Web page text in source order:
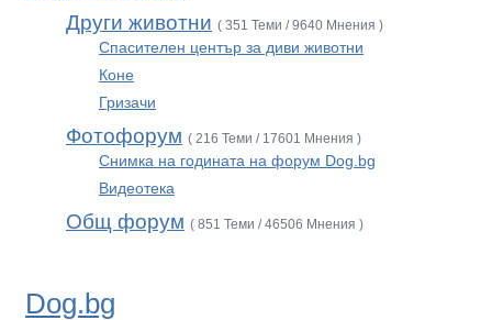
Други животни ( 351 Теми / 9640 Мнения )
Спасителен център за диви животни
Коне
Гризачи
Фотофорум ( 216 Теми / 17601 Мнения )
Снимка на годината на форум Dog.bg
Видеотека
Общ форум ( 851 Теми / 46506 Мнения )
Dog.bg